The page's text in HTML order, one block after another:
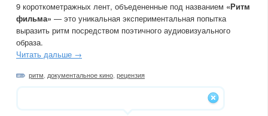
9 короткометражных лент, объедененные под названием «Ритм
фильма» — это уникальная экспериментальная попытка
выразить ритм посредством поэтичного аудиовизуального
образа.
Читать дальше →
ритм, документальное кино, рецензия